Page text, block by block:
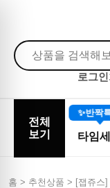
로그인
전체
보기
✨반짝
타임
홈 > 추천상품 > [잽쥬스